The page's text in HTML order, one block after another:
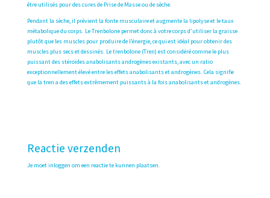
être utilisés pour des cures de Prise de Masse ou de sèche.
Pendant la sèche, il prévient la fonte musculaire et augmente la lipolyse et le taux
métabolique du corps. Le Trenbolone permet donc à votre corps d’utiliser la graisse
plutôt que les muscles pour produire de l’énergie, ce qui est idéal pour obtenir des
muscles plus secs et dessinés. Le trenbolone (Tren) est considéré comme le plus
puissant des stéroïdes anabolisants androgènes existants, avec un ratio
exceptionnellement élevé entre les effets anabolisants et androgènes. Cela signifie
que la tren a des effets extrêmement puissants à la fois anabolisants et androgènes.
Reactie verzenden
Je moetinloggen om een reactie te kunnen plaatsen.